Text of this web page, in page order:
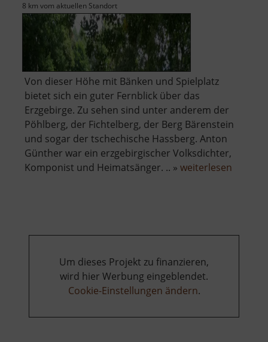
8 km vom aktuellen Standort
Von dieser Höhe mit Bänken und Spielplatz
bietet sich ein guter Fernblick über das
Erzgebirge. Zu sehen sind unter anderem der
Pöhlberg, der Fichtelberg, der Berg Bärenstein
und sogar der tschechische Hassberg. Anton
Günther war ein erzgebirgischer Volksdichter,
Komponist und Heimatsänger. .. » weiterlesen
Um dieses Projekt zu finanzieren,
wird hier Werbung eingeblendet.
Cookie-Einstellungen ändern.